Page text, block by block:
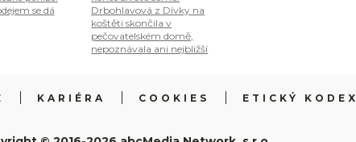
se dá
Drbohlavová z Dívky na
koštěti skončila v
pečovatelském domě,
nepoznávala ani nejbližší
KARIÉRA COOKIES ETICKÝ KODEX